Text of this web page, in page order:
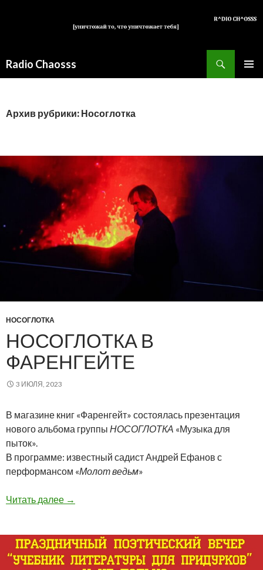
Radio Chaosss
Архив рубрики: Носоглотка
НОСОГЛОТКА
НОСОГЛОТКА В
ФАРЕНГЕЙТЕ
3 ИЮЛЯ, 2023
В магазине книг «Фаренгейт» состоялась презентация
нового альбома группы НОСОГЛОТКА «Музыка для
пыток».
В программе: известный садист Андрей Ефанов с
перформансом «Молотведьм»
Читать далее носоглотка в фаренгейте
→